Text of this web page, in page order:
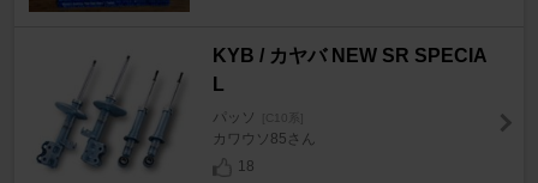
KYB / カヤバ NEW SR SPECIA
L
パッソ [C10系]
カワウソ85さん
18